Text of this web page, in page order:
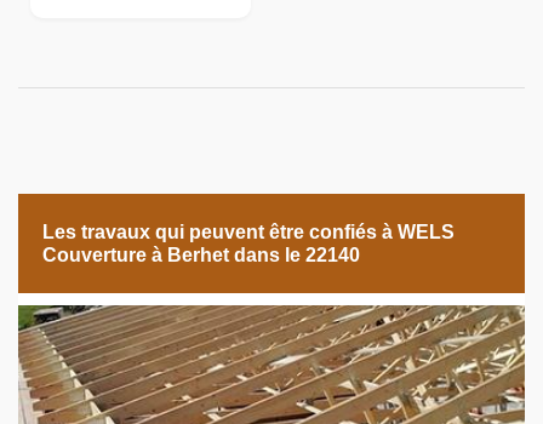
Les travaux qui peuvent être confiés à WELS
Couverture à Berhet dans le 22140